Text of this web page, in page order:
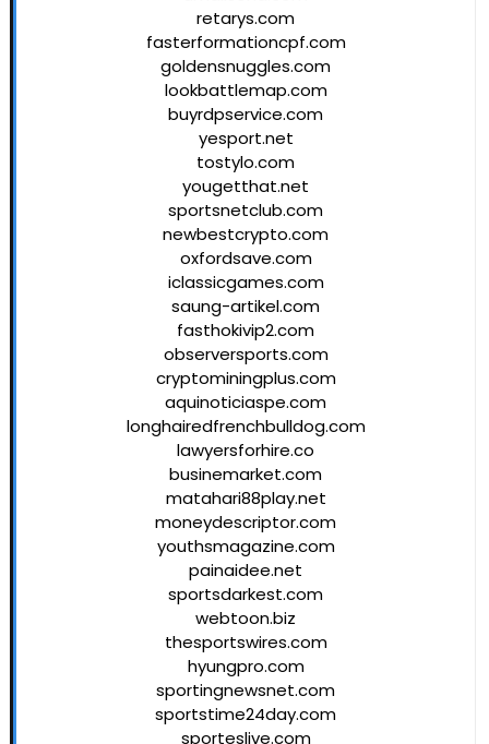
retarys.com
fasterformationcpf.com
goldensnuggles.com
lookbattlemap.com
buyrdpservice.com
yesport.net
tostylo.com
yougetthat.net
sportsnetclub.com
newbestcrypto.com
oxfordsave.com
iclassicgames.com
saung-artikel.com
fasthokivip2.com
observersports.com
cryptominingplus.com
aquinoticiaspe.com
longhairedfrenchbulldog.com
lawyersforhire.co
businemarket.com
matahari88play.net
moneydescriptor.com
youthsmagazine.com
painaidee.net
sportsdarkest.com
webtoon.biz
thesportswires.com
hyungpro.com
sportingnewsnet.com
sportstime24day.com
sporteslive.com